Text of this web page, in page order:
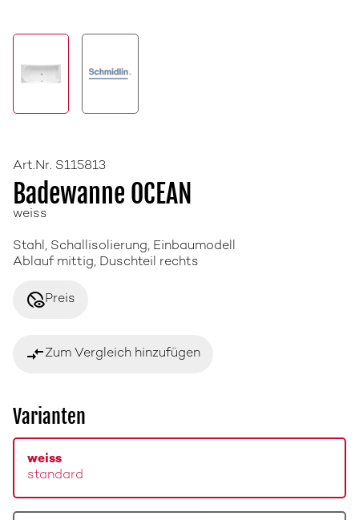
Art.Nr. S115813
Badewanne OCEAN
weiss
Stahl, Schallisolierung, Einbaumodell
Ablauf mittig, Duschteil rechts
disabled_visiblePreis
compare_arrowsZum Vergleich hinzufügen
Varianten
weiss
standard